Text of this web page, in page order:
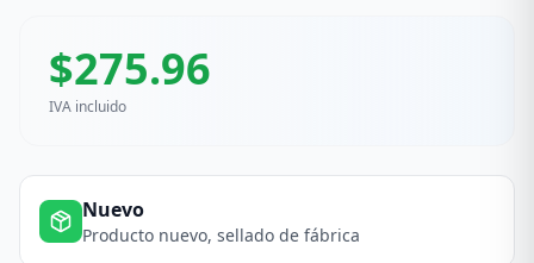
$275.96
IVA incluido
Nuevo
Producto nuevo, sellado de fábrica